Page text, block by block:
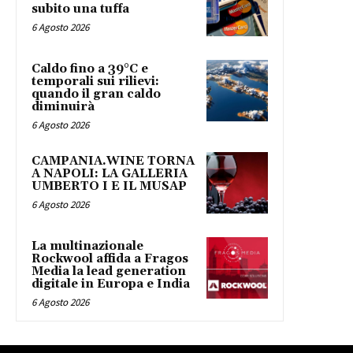
subito una tuffa
6 Agosto 2026
Caldo fino a 39°C e
temporali sui rilievi:
quando il gran caldo
diminuirà
6 Agosto 2026
CAMPANIA.WINE TORNA
A NAPOLI: LA GALLERIA
UMBERTO I E IL MUSAP
6 Agosto 2026
La multinazionale
Rockwool affida a Fragos
Media la lead generation
digitale in Europa e India
6 Agosto 2026